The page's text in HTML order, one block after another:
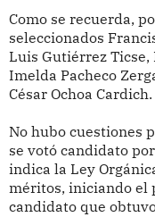
Como se recuerda,
seleccionados
Luis Gutiérrez Ticse,
Imelda Pacheco
César Ochoa Cardich.
No hubo cuestiones
se votó candidato
indica la Ley
méritos, iniciando el
candidato que